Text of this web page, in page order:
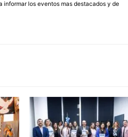
los eventos mas destacados y de